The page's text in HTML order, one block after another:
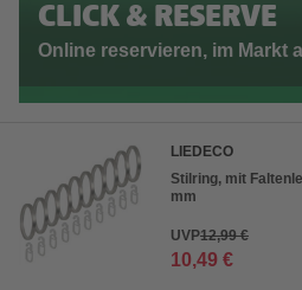
CLICK & RESERVE
Online reservieren, im Markt
LIEDECO
Stilring, mit
mm
UVP12,99 €
10,49 €